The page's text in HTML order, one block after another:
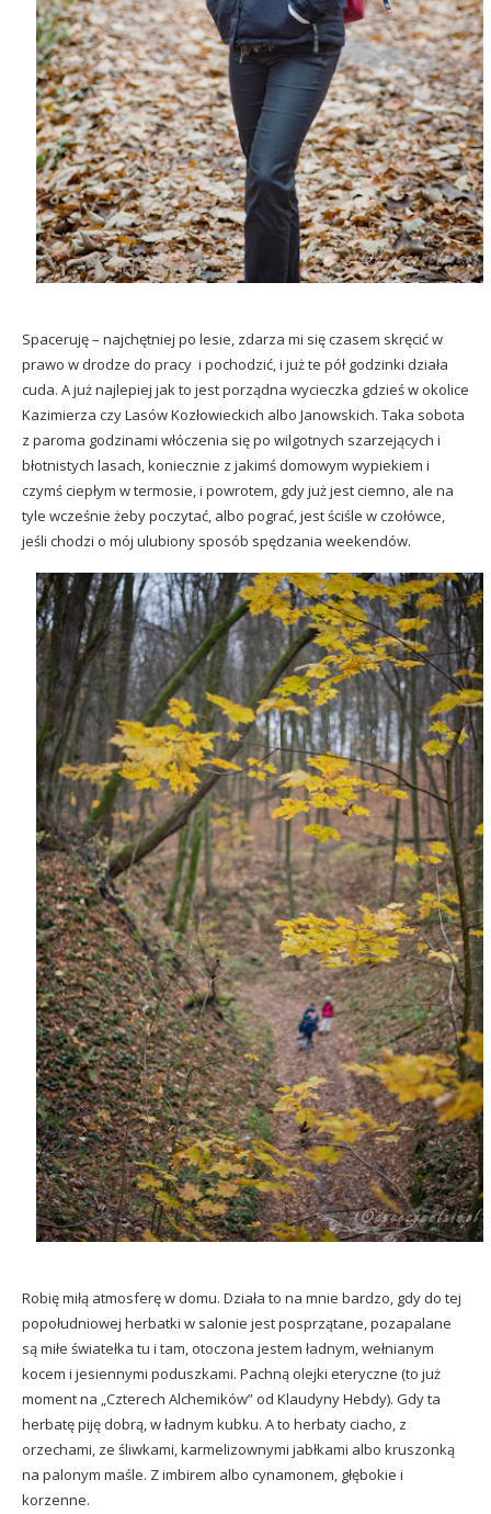
Spaceruję – najchętniej po lesie, zdarza mi się czasem skręcić w
prawo w drodze do pracy i pochodzić, i już te pół godzinki działa
cuda. A już najlepiej jak to jest porządna wycieczka gdzieś w okolice
Kazimierza czy Lasów Kozłowieckich albo Janowskich. Taka sobota
z paroma godzinami włóczenia się po wilgotnych szarzejących i
błotnistych lasach, koniecznie z jakimś domowym wypiekiem i
czymś ciepłym w termosie, i powrotem, gdy już jest ciemno, ale na
tyle wcześnie żeby poczytać, albo pograć, jest ściśle w czołówce,
jeśli chodzi o mój ulubiony sposób spędzania weekendów.
Robię miłą atmosferę w domu. Działa to na mnie bardzo, gdy do tej
popołudniowej herbatki w salonie jest posprzątane, pozapalane
są miłe światełka tu i tam, otoczona jestem ładnym, wełnianym
kocem i jesiennymi poduszkami. Pachną olejki eteryczne (to już
moment na „Czterech Alchemików” od Klaudyny Hebdy). Gdy ta
herbatę piję dobrą, w ładnym kubku. A to herbaty ciacho, z
orzechami, ze śliwkami, karmelizownymi jabłkami albo kruszonką
na palonym maśle. Z imbirem albo cynamonem, głębokie i
korzenne.